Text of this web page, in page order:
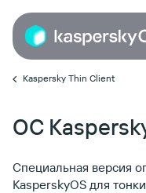
Kaspersky Thin Client
ОС
Специальная версия
KasperskyOS для